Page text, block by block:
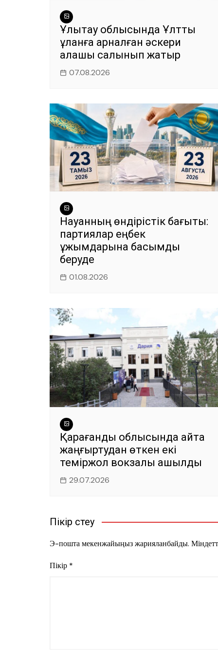
Ұлытау облысында Ұлттық
ұланға арналған әскери
қалашық салынып жатыр
07.08.2026
Науқанның өндірістік бағыты:
партиялар еңбек
ұжымдарына басымдық
беруде
01.08.2026
Қарағанды облысында қайта
жаңғыртудан өткен екі
теміржол вокзалы ашылды
29.07.2026
Пікір үстеу
Э-пошта мекенжайыңыз жарияланбайды.
Пікір *